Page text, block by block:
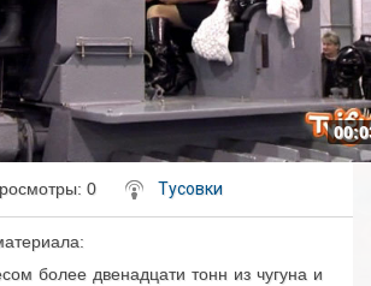
: 0 Тусовки
:
более двенадцати тонн из чугуна и